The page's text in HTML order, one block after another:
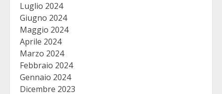
Luglio 2024
Giugno 2024
Maggio 2024
Aprile 2024
Marzo 2024
Febbraio 2024
Gennaio 2024
Dicembre 2023